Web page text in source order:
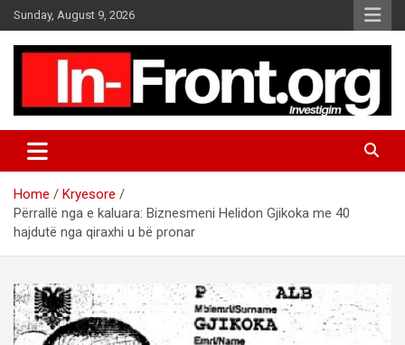
k
Sunday, August 9, 2026
Home
Kryesore
Përrallë nga e kaluara: Biznesmeni Helidon Gjikoka me 40
hajdutë nga qiraxhi u bë pronar